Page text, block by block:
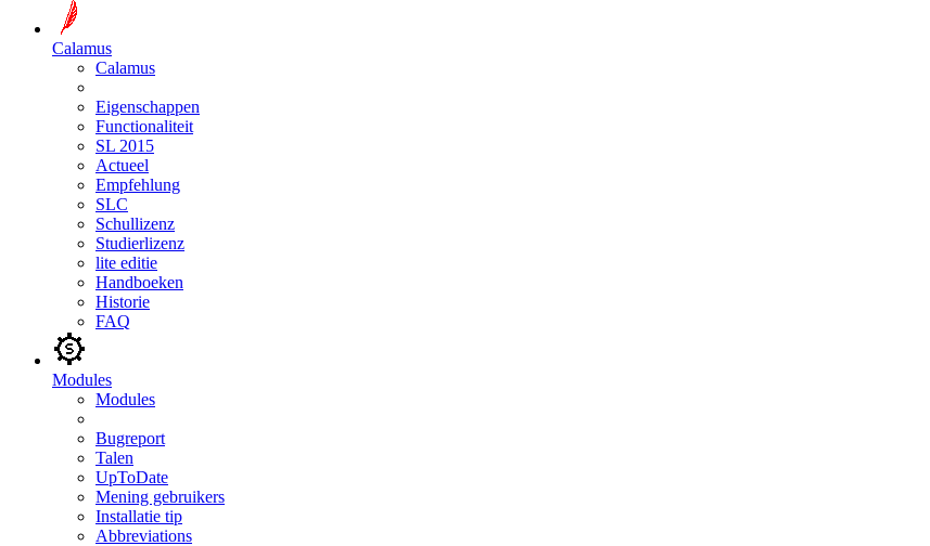
Calamus
Calamus
Eigenschappen
Functionaliteit
SL 2015
Actueel
Empfehlung
SLC
Schullizenz
Studierlizenz
lite editie
Handboeken
Historie
FAQ
Modules
Modules
Bugreport
Talen
UpToDate
Mening gebruikers
Installatie tip
Abbreviations